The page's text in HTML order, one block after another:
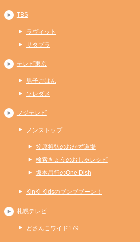
TBS
ラヴィット
サタプラ
テレビ東京
男子ごはん
ソレダメ
フジテレビ
ノンストップ
笠原将弘のおかず道場
検索きょうのおしゃレシピ
坂本昌行のOne Dish
KinKi Kidsのブンブブーン！
札幌テレビ
どさんこワイド179